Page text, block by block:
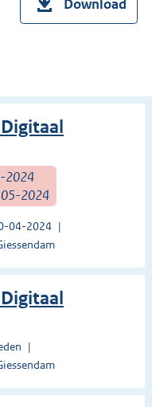
Download
2024
05-2024
04-2024